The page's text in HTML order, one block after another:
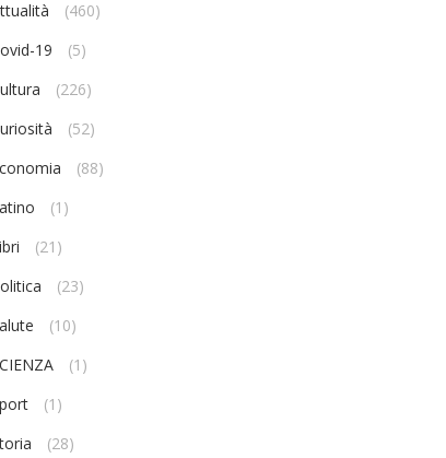
(460)
19
(5)
(226)
(52)
(88)
(1)
(21)
(23)
(10)
(1)
(1)
(28)